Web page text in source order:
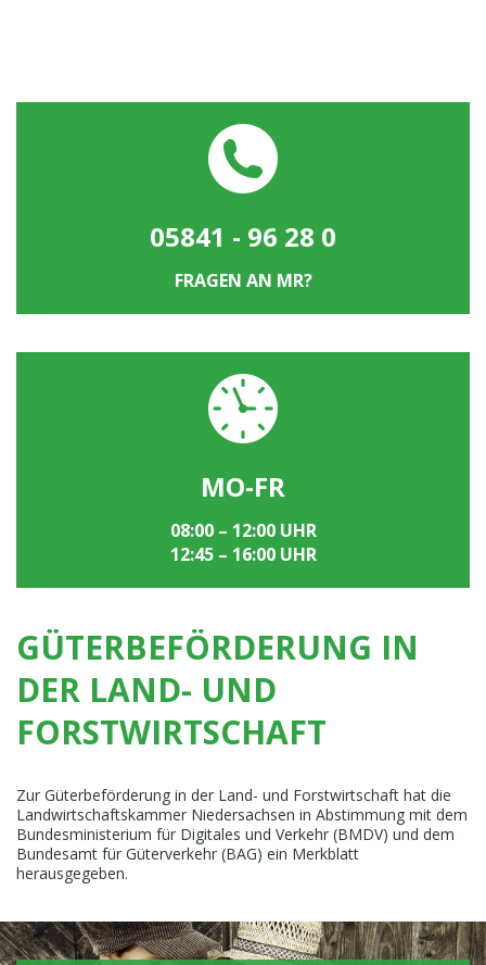
05841 - 96 28 0
FRAGEN AN MR?
MO-FR
08:00 – 12:00 UHR
12:45 – 16:00 UHR
GÜTERBEFÖRDERUNG IN
DER LAND- UND
FORSTWIRTSCHAFT
Zur Güterbeförderung in der Land- und Forstwirtschaft hat die
Landwirtschaftskammer Niedersachsen in Abstimmung mit dem
Bundesministerium für Digitales und Verkehr (BMDV) und dem
Bundesamt für Güterverkehr (BAG) ein Merkblatt
herausgegeben.